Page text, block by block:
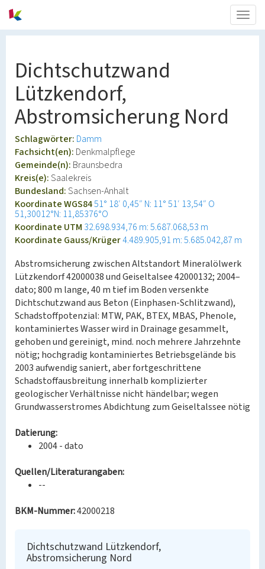
Dichtschutzwand
Lützkendorf,
Abstromsicherung Nord
Schlagwörter: Damm
Fachsicht(en): Denkmalpflege
Gemeinde(n): Braunsbedra
Kreis(e):Saalekreis
Bundesland:Sachsen-Anhalt
Koordinate WGS8451° 18′ 0,45″ N: 11° 51′ 13,54″ O
51,30012°N: 11,85376°O
Koordinate UTM 32.698.934,76 m: 5.687.068,53 m
Koordinate Gauss/Krüger4.489.905,91 m: 5.685.042,87 m
Abstromsicherung zwischen Altstandort Mineralölwerk
Lützkendorf 42000038 und Geiseltalsee 42000132; 2004–
dato; 800 m lange, 40 m tief im Boden versenkte
Dichtschutzwand aus Beton (Einphasen-Schlitzwand),
Schadstoffpotenzial: MTW, PAK, BTEX, MBAS, Phenole,
kontaminiertes Wasser wird in Drainage gesammelt,
gehoben und gereinigt, mind. noch mehrere Jahrzehnte
nötig; hochgradig kontaminiertes Betriebsgelände bis
2003 aufwendig saniert, aber fortgeschrittene
Schadstoffausbreitung innerhalb komplizierter
geologischer Verhältnisse nicht händelbar; wegen
Grundwasserstromes Abdichtung zum Geiseltalssee nötig
Datierung:
2004 - dato
Quellen/Literaturangaben:
--
BKM-Nummer:42000218
Dichtschutzwand Lützkendorf,
Abstromsicherung Nord